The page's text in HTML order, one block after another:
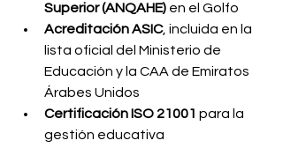
Superior (ANQAHE) en el Golfo
Acreditación ASIC, incluida en la
lista oficial del Ministerio de
Educación y la CAA de Emiratos
Árabes Unidos
Certificación ISO 21001 para la
gestión educativa